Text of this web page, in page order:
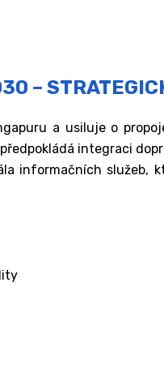
–
a usiluje o
integraci
informačních